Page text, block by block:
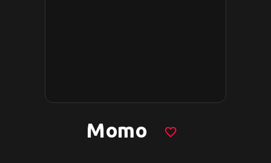
Momo favorite_border